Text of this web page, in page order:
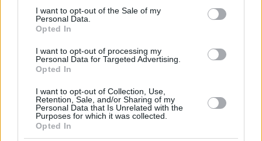
consent section.
I want to opt-out of the Sale of my
Personal Data.
Opted In
I want to opt-out of processing my
Personal Data for Targeted Advertising.
Opted In
I want to opt-out of Collection, Use,
Retention, Sale, and/or Sharing of my
Personal Data that Is Unrelated with the
Purposes for which it was collected.
Opted In
διεξαχθεί σε 12 πόλεις και σε 12 διαφορετικές
ευρωπαϊκές χώρες, από την 11η Ιουνίου έως την 11η